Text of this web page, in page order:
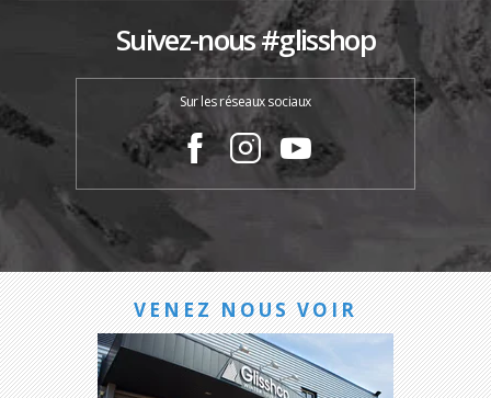
Suivez-nous #glisshop
Sur les réseaux sociaux
VENEZ NOUS VOIR